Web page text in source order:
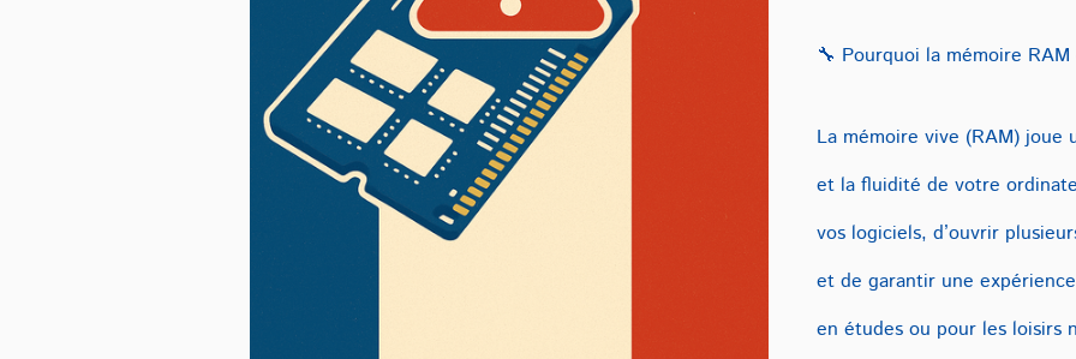
🔧 Pourquoi la mémoire
La mémoire vive (RAM)
et la fluidité de votre
vos logiciels, d’ouvrir
et de garantir une
en études ou pour les loisirs